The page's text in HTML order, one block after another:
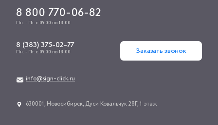
8 800 770-06-82
Пн. - Пт. с 09.00 по 18.00
8 (383) 375-02-77
Пн. - Пт. с 09.00 по 18.00 Заказать звонок
info@sign-click.ru
​630001, Новосибирск, Дуси Ковальчук 28Г, 1 этаж